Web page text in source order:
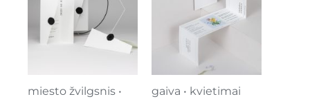
miesto žvilgsnis •
gaiva • kvietimai